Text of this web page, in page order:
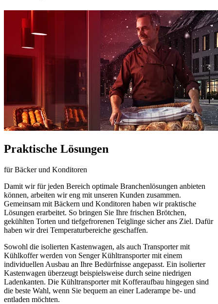
Praktische Lösungen
für Bäcker und Konditoren
Damit wir für jeden Bereich optimale Branchenlösungen anbieten
können, arbeiten wir eng mit unseren Kunden zusammen.
Gemeinsam mit Bäckern und Konditoren haben wirpraktische
Lösungen erarbeitet. So bringen Sie Ihre frischen Brötchen,
gekühlten Torten und tiefgefrorenen Teiglinge sicher ans Ziel. Dafür
haben wirdrei Temperaturbereiche geschaffen.
Sowohl die isolierten Kastenwagen, als auch Transporter mit
Kühlkofferwerden von Senger Kühltransporter mit einem
individuellen Ausbau an Ihre Bedürfnisse angepasst. Ein isolierter
Kastenwagen überzeugt beispielsweise durch seine niedrigen
Ladenkanten. Die Kühltransporter mit Kofferaufbau hingegen sind
die beste Wahl, wenn Sie bequem an einer Laderampe be- und
entladen möchten.